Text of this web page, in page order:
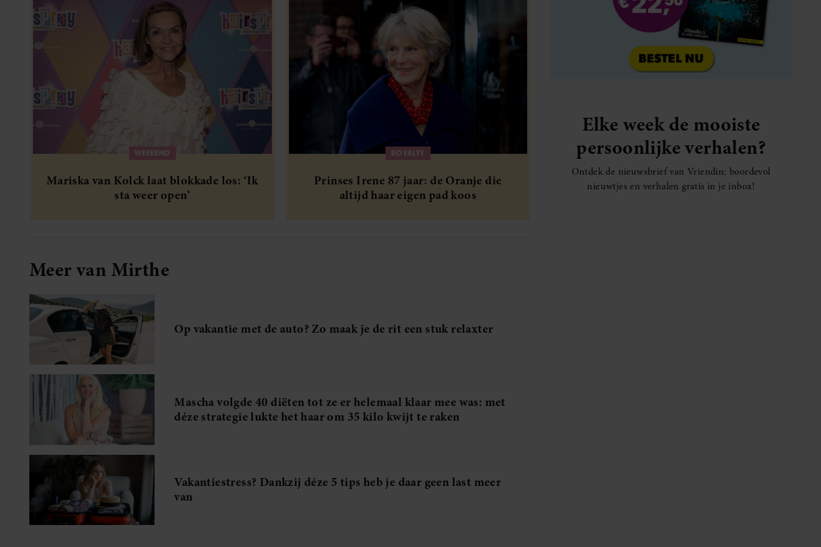
WEEKEND
Mariska van Kolck laat blokkade los: ‘Ik
sta weer open’
ROYALTY
Prinses Irene 87 jaar: de Oranje die
altijd haar eigen pad koos
SANTE
Dít doet dagelijks wandelen met je
eetlust
Meer van Mirthe
Op vakantie met de auto? Zo maak je de rit een stuk relaxter
Mascha volgde 40 diëten tot ze er helemaal klaar mee was: met
déze strategie lukte het haar om 35 kilo kwijt te raken
Vakantiestress? Dankzij déze 5 tips heb je daar geen last meer
van
Elke week de mooiste
persoonlijke verhalen?
Ontdek de nieuwsbrief van Vriendin: boordevol
nieuwtjes en verhalen gratis in je inbox!